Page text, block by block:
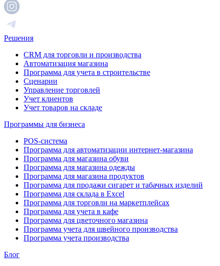
Решения
CRM для торговли и производства
Автоматизация магазина
Программа для учета в строительстве
Сценарии
Управление торговлей
Учет клиентов
Учет товаров на складе
Программы для бизнеса
POS-система
Программа для автоматизации интернет-магазина
Программа для магазина обуви
Программа для магазина одежды
Программа для магазина продуктов
Программа для продажи сигарет и табачных изделий
Программа для склада в Excel
Программа для торговли на маркетплейсах
Программа для учета в кафе
Программа для цветочного магазина
Программа учета для швейного производства
Программа учета производства
Блог